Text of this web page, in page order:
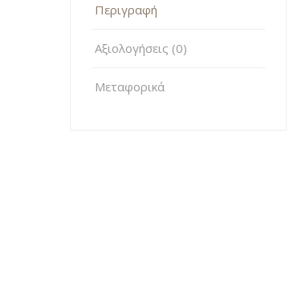
Περιγραφή
Αξιολογήσεις (0)
Μεταφορικά